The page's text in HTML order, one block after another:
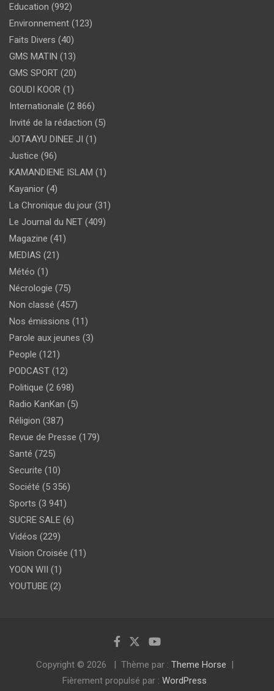
Education (992)
Environnement (123)
Faits Divers (40)
GMS MATIN (13)
GMS SPORT (20)
GOUDI KOOR (1)
Internationale (2 866)
Invité de la rédaction (5)
JOTAAYU DINEE JI (1)
Justice (96)
KAMANDIENE ISLAM (1)
Kayanior (4)
La Chronique du jour (31)
Le Journal du NET (409)
Magazine (41)
MEDIAS (21)
Météo (1)
Nécrologie (75)
Non classé (457)
Nos émissions (11)
Parole aux jeunes (3)
People (121)
PODCAST (12)
Politique (2 698)
Radio KanKan (5)
Réligion (387)
Revue de Presse (179)
Santé (725)
Securite (10)
Société (5 356)
Sports (3 941)
SUCRE SALE (6)
Vidéos (229)
Vision Croisée (11)
YOON WII (1)
YOUTUBE (2)
Copyright © 2026 Thème par : Theme Horse
Fièrement propulsé par : WordPress